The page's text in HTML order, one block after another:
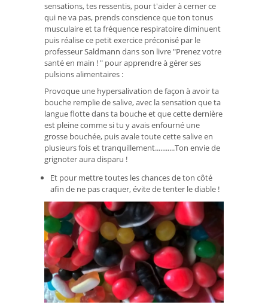
sensations, tes ressentis, pour t'aider à cerner ce
qui ne va pas, prends conscience que ton tonus
musculaire et ta fréquence respiratoire diminuent
puis réalise ce petit exercice préconisé par le
professeur Saldmann dans son livre "Prenez votre
santé en main ! " pour apprendre à gérer ses
pulsions alimentaires :
Provoque une hypersalivation de façon à avoir ta
bouche remplie de salive, avec la sensation que ta
langue flotte dans ta bouche et que cette dernière
est pleine comme si tu y avais enfourné une
grosse bouchée, puis avale toute cette salive en
plusieurs fois et tranquillement...........Ton envie de
grignoter aura disparu !
Et pour mettre toutes les chances de ton côté
afin de ne pas craquer, évite de tenter le diable !